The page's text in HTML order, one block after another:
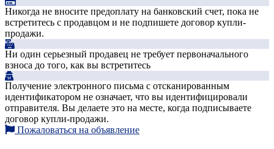
Никогда не вносите предоплату на банковский счет, пока не
встретитесь с продавцом и не подпишете договор купли-
продажи.
Ни один серьезный продавец не требует первоначального
взноса до того, как вы встретитесь
Получение электронного письма с отсканированным
идентификатором не означает, что вы идентифицировали
отправителя. Вы делаете это на месте, когда подписываете
договор купли-продажи.
Пожаловаться на объявление